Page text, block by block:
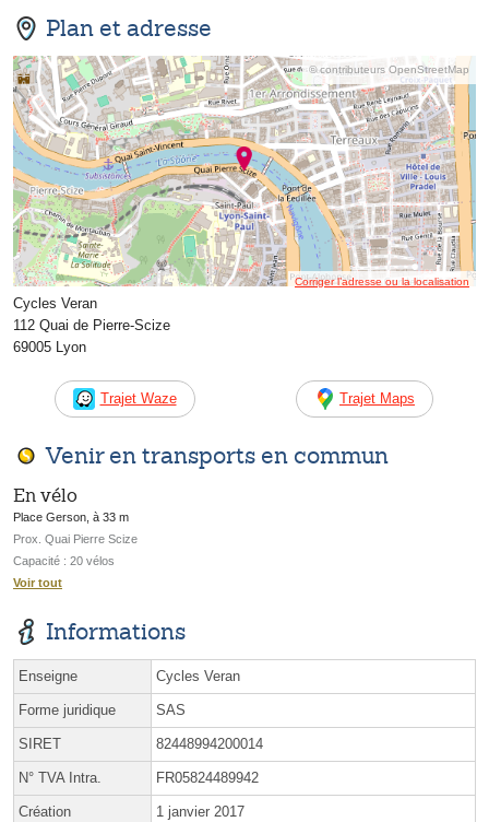
Plan et adresse
© contributeurs OpenStreetMap
Corriger l’adresse ou la localisation
Cycles Veran
112 Quai de Pierre-Scize
69005 Lyon
Trajet Waze Trajet Maps
Venir en transports en commun
En vélo
Place Gerson, à 33 m
Prox. Quai Pierre Scize
Capacité : 20 vélos
Voir tout
Informations
Enseigne Cycles Veran
Forme juridique SAS
SIRET 82448994200014
N° TVA Intra. FR05824489942
Création 1 janvier 2017